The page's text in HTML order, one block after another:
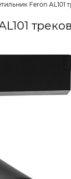
Feron